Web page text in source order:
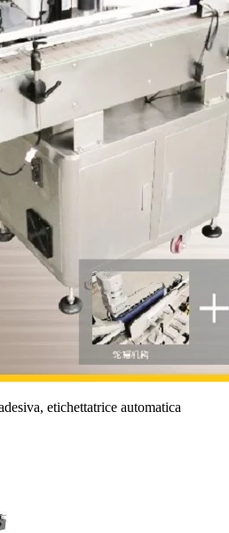
etichettatrice automatica